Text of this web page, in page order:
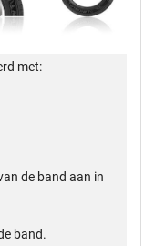
met:
de band aan in
band.